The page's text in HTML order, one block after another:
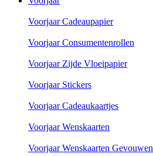
Voorjaar Cadeaupapier
Voorjaar Consumentenrollen
Voorjaar Zijde Vloeipapier
Voorjaar Stickers
Voorjaar Cadeaukaartjes
Voorjaar Wenskaarten
Voorjaar Wenskaarten Gevouwen